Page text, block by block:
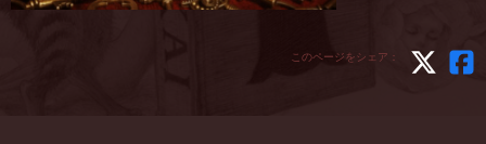
このページをシェア：